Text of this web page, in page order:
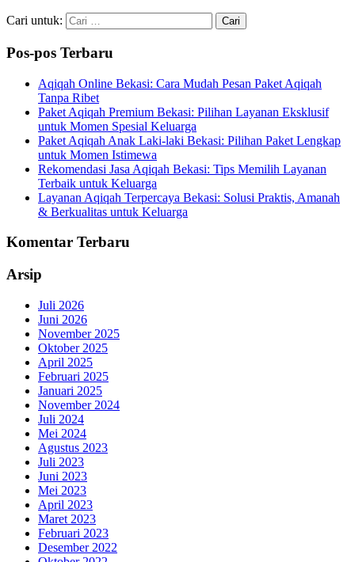
Cari untuk:
Pos-pos Terbaru
Aqiqah Online Bekasi: Cara Mudah Pesan Paket Aqiqah
Tanpa Ribet
Paket Aqiqah Premium Bekasi: Pilihan Layanan Eksklusif
untuk Momen Spesial Keluarga
Paket Aqiqah Anak Laki-laki Bekasi: Pilihan Paket Lengkap
untuk Momen Istimewa
Rekomendasi Jasa Aqiqah Bekasi: Tips Memilih Layanan
Terbaik untuk Keluarga
Layanan Aqiqah Terpercaya Bekasi: Solusi Praktis, Amanah
& Berkualitas untuk Keluarga
Komentar Terbaru
Arsip
Juli 2026
Juni 2026
November 2025
Oktober 2025
April 2025
Februari 2025
Januari 2025
November 2024
Juli 2024
Mei 2024
Agustus 2023
Juli 2023
Juni 2023
Mei 2023
April 2023
Maret 2023
Februari 2023
Desember 2022